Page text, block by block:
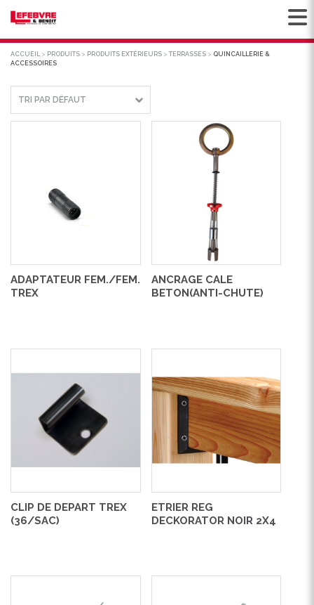
ACCUEIL > PRODUITS > PRODUITS EXTÉRIEURS > TERRASSES > QUINCAILLERIE &
ACCESSOIRES
ADAPTATEUR FEM./FEM.
TREX
ANCRAGE CALE
BETON(ANTI-CHUTE)
CLIP DE DEPART TREX
(36/SAC)
ETRIER REG
DECKORATOR NOIR 2X4